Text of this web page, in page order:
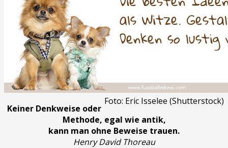
Foto: Eric Isselee (Shutterstock)
Keiner Denkweise oder
Methode, egal wie antik,
kann man ohne Beweise trauen.
Henry David Thoreau